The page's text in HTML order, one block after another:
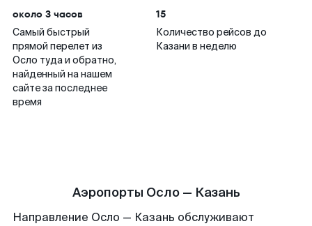
около 3 часов
Самый быстрый
прямой перелет из
Осло туда и обратно,
найденный на нашем
сайте за последнее
время
15
Количество рейсов до
Казани в неделю
Аэропорты Осло — Казань
Направление Осло — Казань обслуживают